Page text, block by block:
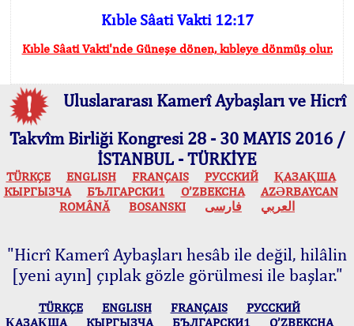
Kıble Sâati Vakti 12:17
Kıble Sâati Vakti'nde Güneşe dönen, kıbleye dönmüş olur.
Uluslararası Kamerî Aybaşları ve Hicrî
Takvîm Birliği Kongresi 28 - 30 MAYIS 2016 /
İSTANBUL - TÜRKİYE
TÜRKÇE ENGLISH FRANÇAIS РУССКИЙ
ҚАЗАҚША
КЫPГЫЗЧA
БЪЛГАРСКИ1 O’ZBEKCHA
AZӘRBAYCAN
ROMÂNĂ
BOSANSKI العربي فارسی
"Hicrî Kamerî Aybaşları hesâb ile değil, hilâlin
[yeni ayın] çıplak gözle görülmesi ile başlar."
TÜRKÇE ENGLISH FRANÇAIS
РУССКИЙ
ҚАЗАҚША
КЫPГЫЗЧA БЪЛГАРСКИ1 O’ZBEKCHA